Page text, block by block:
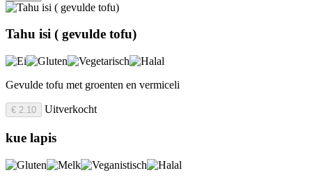
Tahu isi ( gevulde tofu)
Gevulde tofu met groenten en vermiceli
€ 2.10 Uitverkocht
kue lapis